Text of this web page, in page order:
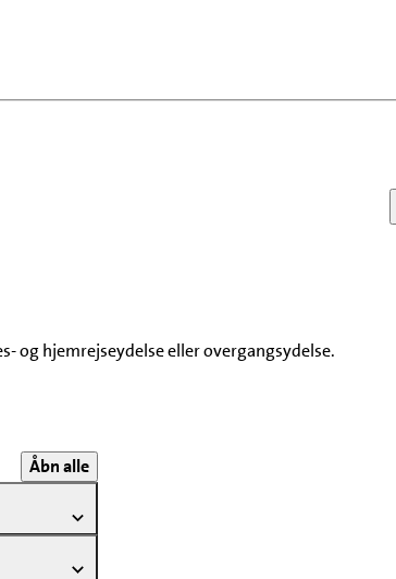
og hjemrejseydelse eller overgangsydelse.
Åbn alle